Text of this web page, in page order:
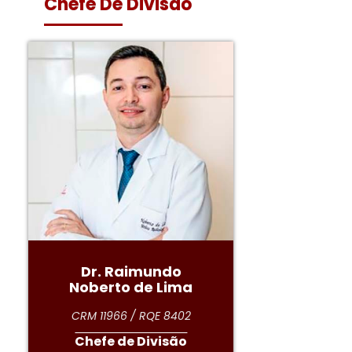
Dr. Raimundo
Noberto de Lima
CRM 11966 / RQE 8402
Chefe de Divisão